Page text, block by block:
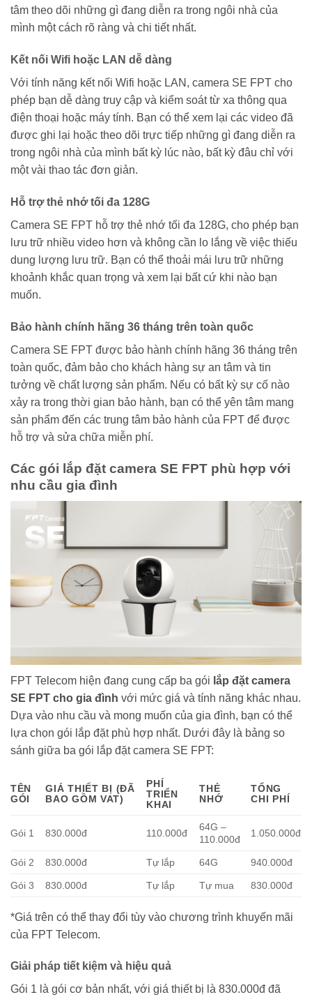
tâm theo dõi những gì đang diễn ra trong ngôi nhà của
mình một cách rõ ràng và chi tiết nhất.
Kết nối Wifi hoặc LAN dễ dàng
Với tính năng kết nối Wifi hoặc LAN, camera SE FPT cho
phép bạn dễ dàng truy cập và kiểm soát từ xa thông qua
điện thoại hoặc máy tính. Bạn có thể xem lại các video đã
được ghi lại hoặc theo dõi trực tiếp những gì đang diễn ra
trong ngôi nhà của mình bất kỳ lúc nào, bất kỳ đâu chỉ với
một vài thao tác đơn giản.
Hỗ trợ thẻ nhớ tối đa 128G
Camera SE FPT hỗ trợ thẻ nhớ tối đa 128G, cho phép bạn
lưu trữ nhiều video hơn và không cần lo lắng về việc thiếu
dung lượng lưu trữ. Bạn có thể thoải mái lưu trữ những
khoảnh khắc quan trọng và xem lại bất cứ khi nào bạn
muốn.
Bảo hành chính hãng 36 tháng trên toàn quốc
Camera SE FPT được bảo hành chính hãng 36 tháng trên
toàn quốc, đảm bảo cho khách hàng sự an tâm và tin
tưởng về chất lượng sản phẩm. Nếu có bất kỳ sự cố nào
xảy ra trong thời gian bảo hành, bạn có thể yên tâm mang
sản phẩm đến các trung tâm bảo hành của FPT để được
hỗ trợ và sửa chữa miễn phí.
Các gói lắp đặt camera SE FPT phù hợp với
nhu cầu gia đình
FPT Telecom hiện đang cung cấp ba gói lắp đặt camera
SE FPT cho gia đình với mức giá và tính năng khác nhau.
Dựa vào nhu cầu và mong muốn của gia đình, bạn có thể
lựa chọn gói lắp đặt phù hợp nhất. Dưới đây là bảng so
sánh giữa ba gói lắp đặt camera SE FPT:
TÊN
GÓI
GIÁ THIẾT BỊ (ĐÃ
BAO GỒM VAT)
PHÍ
TRIỂN
KHAI
THẺ
NHỚ
TỔNG
CHI PHÍ
Gói 1 830.000đ 110.000đ
64G –
110.000đ
1.050.000đ
Gói 2 830.000đ Tự lắp 64G 940.000đ
Gói 3 830.000đ Tự lắp Tự mua 830.000đ
*Giá trên có thể thay đổi tùy vào chương trình khuyến mãi
của FPT Telecom.
Giải pháp tiết kiệm và hiệu quả
Gói 1 là gói cơ bản nhất, với giá thiết bị là 830.000đ đã